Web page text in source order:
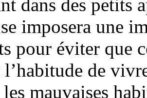
dans des petits
imposera une
pour éviter que
l’habitude de
mauvaises